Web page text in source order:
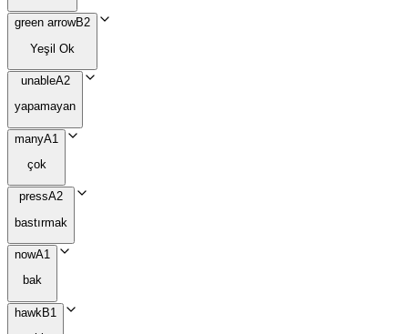
green arrowB2
Yeşil Ok
unableA2
yapamayan
manyA1
çok
pressA2
bastırmak
nowA1
bak
hawkB1